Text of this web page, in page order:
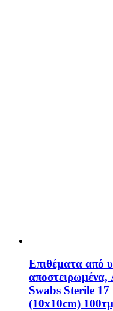
Επιθέματα από
Swabs Sterile
(10x10cm)